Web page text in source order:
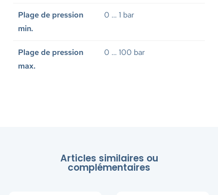
Plage de pression
min.
0 … 1 bar
Plage de pression
max.
0 … 100 bar
Articles similaires ou
complémentaires